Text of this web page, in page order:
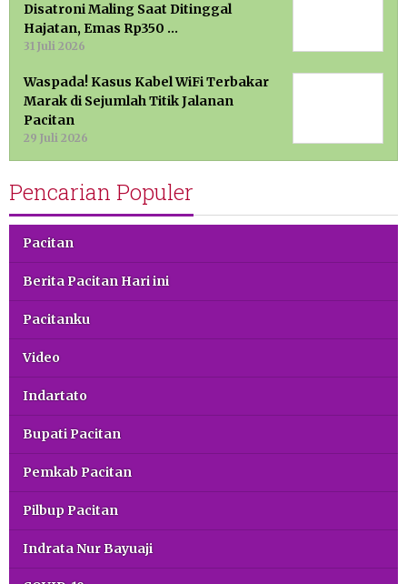
Disatroni Maling Saat Ditinggal
Hajatan, Emas Rp350 …
31 Juli 2026
Waspada! Kasus Kabel WiFi Terbakar
Marak di Sejumlah Titik Jalanan
Pacitan
29 Juli 2026
Pencarian Populer
Pacitan
Berita Pacitan Hari ini
Pacitanku
Video
Indartato
Bupati Pacitan
Pemkab Pacitan
Pilbup Pacitan
Indrata Nur Bayuaji